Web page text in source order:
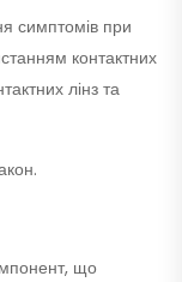
симптомів при
контактних
лінз та
що